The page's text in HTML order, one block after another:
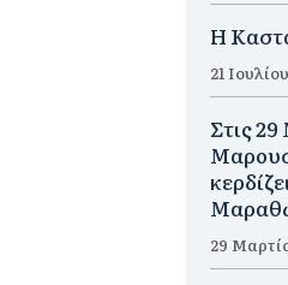
Η
21
Στις
29